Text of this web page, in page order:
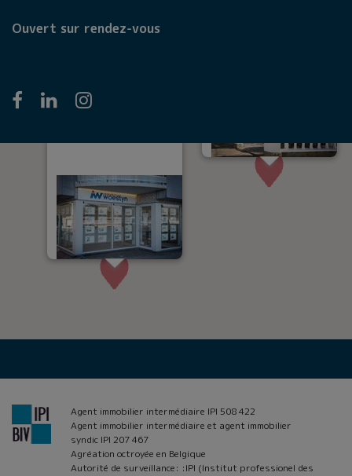
Ouvert sur rendez-vous
Agent immobilier intermédiaire IPI 508 422
Agent immobilier intermédiaire et agent immobilier
syndic IPI 207 467
Agréation octroyée en Belgique
Autorité de surveillance: :IPI (Institut professionel des